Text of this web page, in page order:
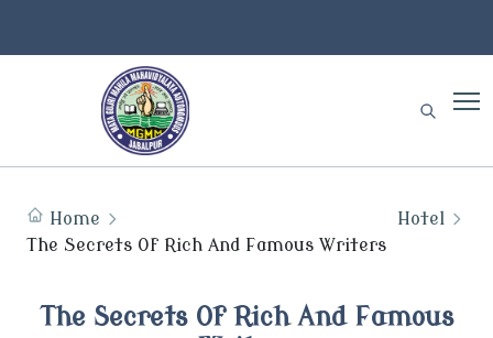
Home
Hotel
The Secrets Of Rich And Famous Writers
The Secrets Of Rich And Famous